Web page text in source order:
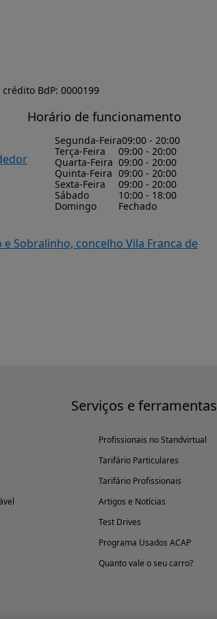
BdP: 0000199
Horário de funcionamento
Segunda-Feira09:00 - 20:00
Terça-Feira
09:00 - 20:00
Quarta-Feira 09:00 - 20:00
Quinta-Feira 09:00 - 20:00
Sexta-Feira
09:00 - 20:00
Sábado
10:00 - 18:00
Domingo
Fechado
e Sobralinho, concelho Vila Franca de
Serviços e ferramentas
Profissionais no Standvirtual
Tarifário Particulares
Tarifário Profissionais
Artigos e Notícias
Test Drives
Programa Usados ACAP
Quanto vale o seu carro?